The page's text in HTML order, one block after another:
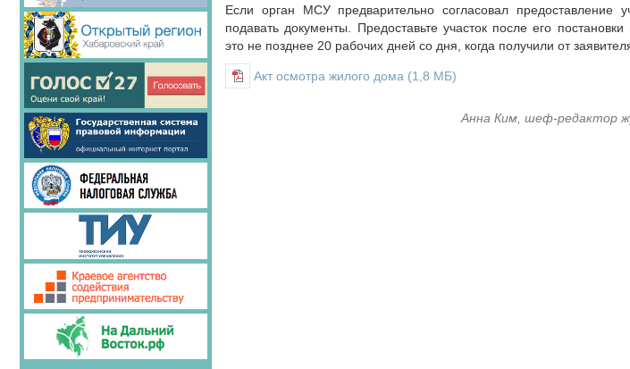
Если орган МСУ предварительно согласовал предоставление
подавать документы. Предоставьте участок после его
это не позднее 20 рабочих дней со дня, когда получили от
Акт осмотра жилого дома (1,8 МБ)
Анна Ким, шеф-редактор